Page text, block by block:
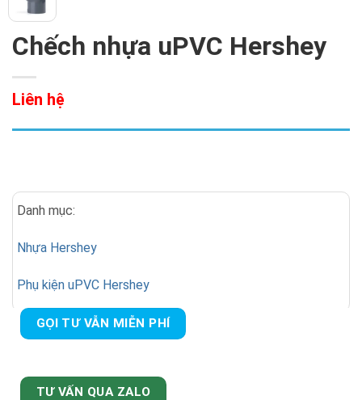
Chếch nhựa uPVC Hershey
Liên hệ
Danh mục:
Nhựa Hershey
Phụ kiện uPVC Hershey
GỌI TƯ VẪN MIỄN PHÍ
TƯ VẤN QUA ZALO